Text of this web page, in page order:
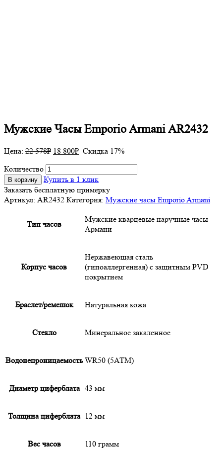
Мужские Часы Emporio Armani AR2432
Цена: 22 578₽ 18 800₽ Скидка 17%
Количество
В корзину
Купить в 1 клик
Заказать бесплатную примерку
Артикул: AR2432 Категория: Мужские часы Emporio Armani
Тип часов
Мужские кварцевые наручные часы
Армани
Корпус часов
Нержавеющая сталь
(гипоаллергенная) с защитным PVD
покрытием
Браслет/ремешок Натуральная кожа
Cтекло Минеральное закаленное
Водонепроницаемость WR50 (5АТМ)
Диаметр циферблата 43 мм
Толщина циферблата 12 мм
Вес часов 110 грамм